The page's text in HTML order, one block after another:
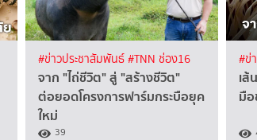
#ข่าวประชาสัมพันธ์#TNN ช่อง16
จาก "ไถ่ชีวิต" สู่ "สร้างชีวิต"
ต่อยอดโครงการฟาร์มกระบือยุค
ใหม่
39
#ข่
เ
มื